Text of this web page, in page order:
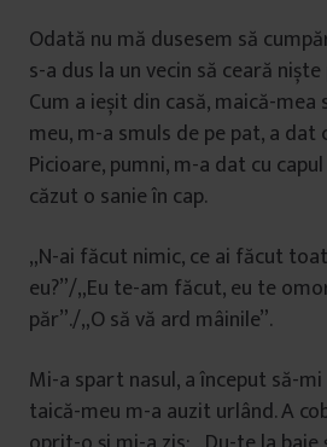
Odată nu mă dusesem să
s-a dus la un vecin să ceară
Cum a ieșit din casă, maică-
meu, m-a smuls de pe pat, a dat
Picioare, pumni, m-a dat cu
căzut o sanie în cap.
„N-ai făcut nimic, ce ai făcut
eu?”/„Eu te-am făcut, eu te
păr”./„O să vă ard mâinile”.
Mi-a spart nasul, a început să-
taică-meu m-a auzit urlând. A